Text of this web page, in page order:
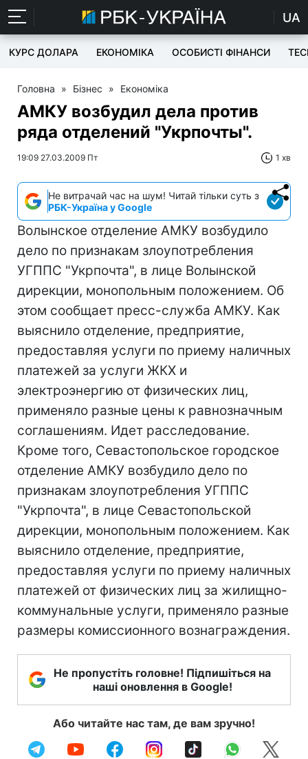
UA
КУРС ДОЛАРА ЕКОНОМІКА ОСОБИСТІ ФІНАНСИ
Головна » Бізнес » Економіка
АМКУ возбудил дела против
ряда отделений "Укрпочты".
19:09 27.03.2009 Пт 1 хв
Не витрачай час на шум! Читай тільки суть з
РБК-Україна у Google
Волынское отделение АМКУ возбудило
дело по признакам злоупотребления
УГППС "Укрпочта", в лице Волынской
дирекции, монопольным положением. Об
этом сообщает пресс-служба АМКУ. Как
выяснило отделение, предприятие,
предоставляя услуги по приему наличных
платежей за услуги ЖКХ и
электроэнергию от физических лиц,
применяло разные цены к равнозначным
соглашениям. Идет расследование.
Кроме того, Севастопольское городское
отделение АМКУ возбудило дело по
признакам злоупотребления УГППС
"Укрпочта", в лице Севастопольской
дирекции, монопольным положением. Как
выяснило отделение, предприятие,
предоставляя услуги по приему наличных
платежей от физических лиц за жилищно-
коммунальные услуги, применяло разные
размеры комиссионного вознаграждения.
Не пропустіть головне! Підпишіться на
наші оновлення в Google!
Або читайте нас там, де вам зручно!